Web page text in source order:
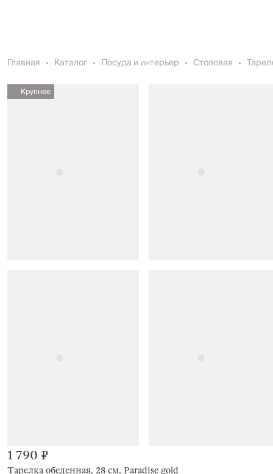
Главная Каталог Посуда и интерьер Столовая
Крупнее
Тарелка обеденная, 28 см, Paradise gold
1 790 ₽